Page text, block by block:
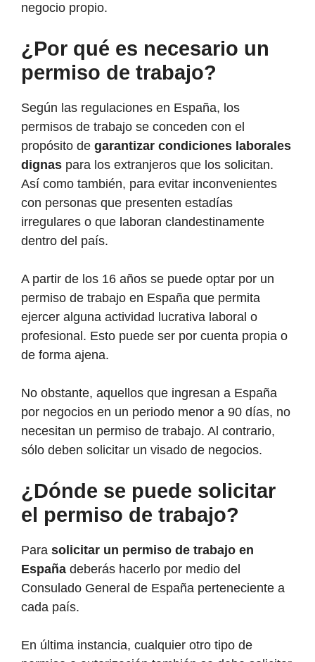
negocio propio.
¿Por qué es necesario un
permiso de trabajo?
Según las regulaciones en España, los
permisos de trabajo se conceden con el
propósito de garantizar condiciones laborales
dignas para los extranjeros que los solicitan.
Así como también, para evitar inconvenientes
con personas que presenten estadías
irregulares o que laboran clandestinamente
dentro del país.
A partir de los 16 años se puede optar por un
permiso de trabajo en España que permita
ejercer alguna actividad lucrativa laboral o
profesional. Esto puede ser por cuenta propia o
de forma ajena.
No obstante, aquellos que ingresan a España
por negocios en un periodo menor a 90 días, no
necesitan un permiso de trabajo. Al contrario,
sólo deben solicitar un visado de negocios.
¿Dónde se puede solicitar
el permiso de trabajo?
Para solicitar un permiso de trabajo en
España deberás hacerlo por medio del
Consulado General de España perteneciente a
cada país.
En última instancia, cualquier otro tipo de